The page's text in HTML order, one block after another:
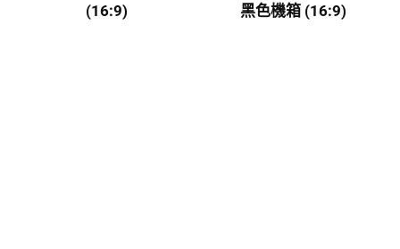
(16:9)
黑色機箱 (16:9)